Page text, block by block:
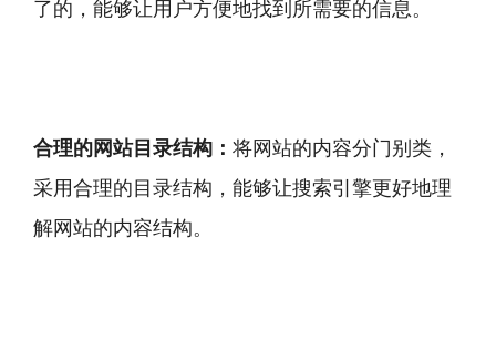
了的，能够让用户方便地找到所需要的信息。
合理的网站目录结构： 将网站的内容分门别类，
采用合理的目录结构，能够让搜索引擎更好地理
解网站的内容结构。